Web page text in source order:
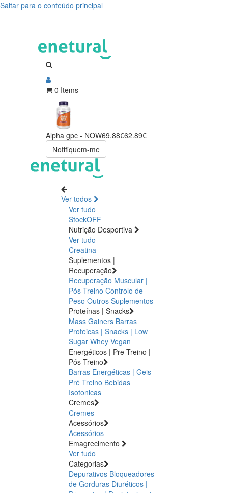
Saltar para o conteúdo principal
0 Items
Alpha gpc - NOW69.88€62.89€
Notifiquem-me
Ver todos
Ver tudo
StockOFF
Nutrição Desportiva
Ver tudo
Creatina
Suplementos |
Recuperação
Recuperação Muscular |
Pós Treino Controlo de
Peso Outros Suplementos
Proteínas | Snacks
Mass Gainers Barras
Proteicas | Snacks | Low
Sugar Whey Vegan
Energéticos | Pre Treino |
Pós Treino
Barras Energéticas | Geis
Pré Treino Bebidas
Isotonicas
Cremes
Cremes
Acessórios
Acessórios
Emagrecimento
Ver tudo
Categorias
Depurativos Bloqueadores
de Gorduras Diuréticos |